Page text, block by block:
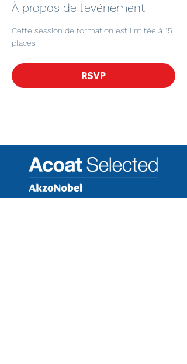
À propos de l'événement
Cette session de formation est limitée à 15
places
RSVP